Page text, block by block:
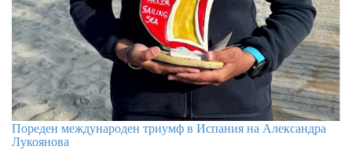
Пореден международен триумф в Испания на Александра
Лукоянова